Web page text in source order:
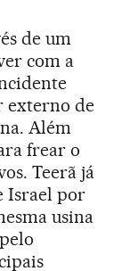
de um
com a
externo de
Além
frear o
Teerã já
Israel por
usina